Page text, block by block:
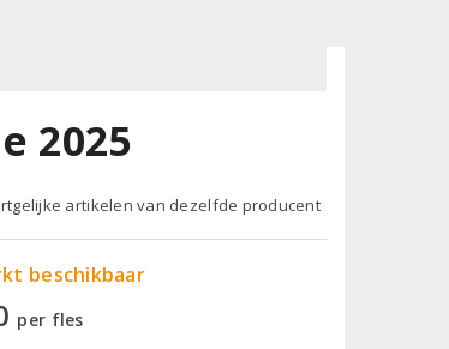
2025
artikelen van dezelfde producent
beschikbaar
per fles